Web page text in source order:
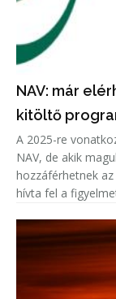
NAV: már
kitöltő
A 2025-re
NAV, de akik
hozzáférhetnek
hívta fel a